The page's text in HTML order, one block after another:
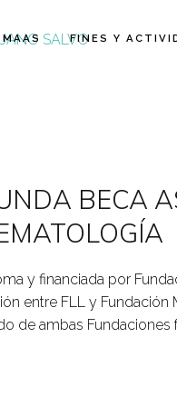
FINES Y
BECA
y financiada por
entre FLL y Fundación
de ambas